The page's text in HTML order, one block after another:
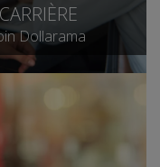
Dollarama